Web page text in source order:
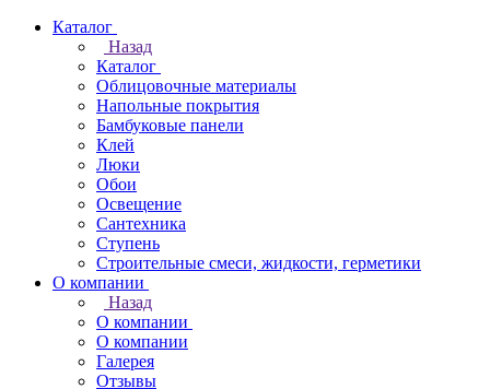
Каталог
Назад
Каталог
Облицовочные материалы
Напольные покрытия
Бамбуковые панели
Клей
Люки
Обои
Освещение
Сантехника
Ступень
Строительные смеси, жидкости, герметики
О компании
Назад
О компании
О компании
Галерея
Отзывы